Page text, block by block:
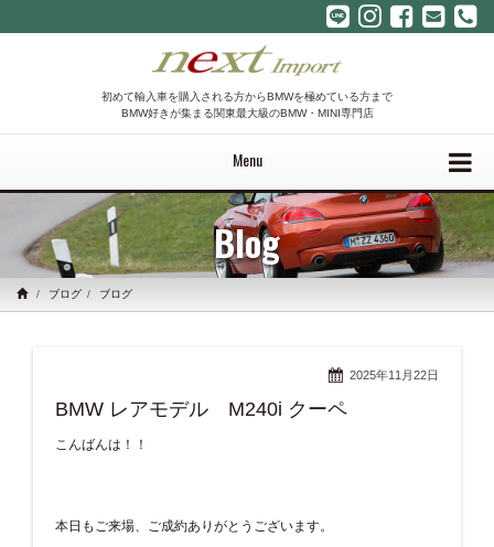
初めて輸入車を購入される方からBMWを極めている方まで
BMW好きが集まる関東最大級のBMW・MINI専門店
Menu
Blog
ブログ ブログ
2025年11月22日
BMW レアモデル M240i クーペ
こんばんは！！
本日もご来場、ご成約ありがとうございます。